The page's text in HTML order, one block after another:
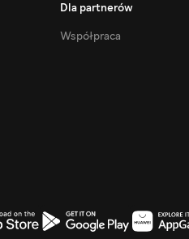
Dla partnerów
Współpraca